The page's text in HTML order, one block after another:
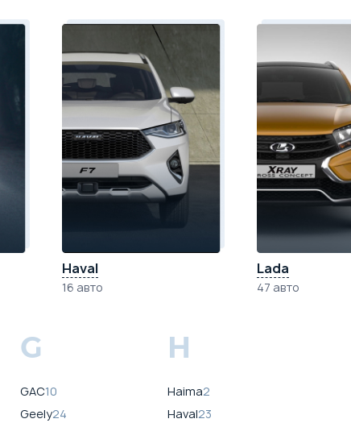
Haval
16 авто
Lada
47 авто
G
GAC10
Geely24
H
Haima2
Haval23